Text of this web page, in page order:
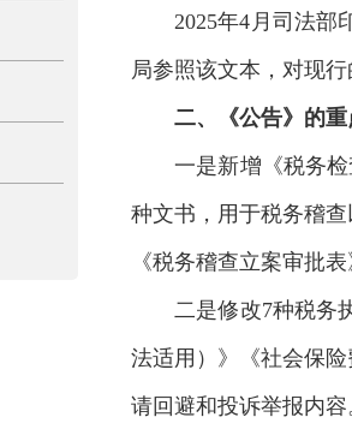
2025年4月司法部
局参照该文本，对现
二、《公告》的
一是新增《税务
种文书，用于税务稽
《税务稽查立案审批
二是修改7种税务
法适用）》《社会保
请回避和投诉举报内